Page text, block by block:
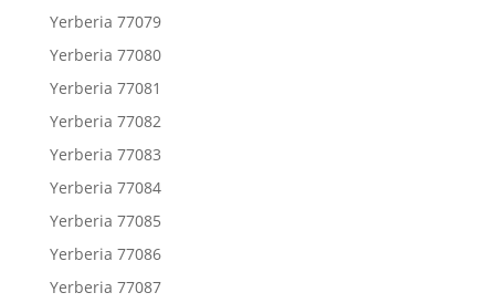
Yerberia 77079
Yerberia 77080
Yerberia 77081
Yerberia 77082
Yerberia 77083
Yerberia 77084
Yerberia 77085
Yerberia 77086
Yerberia 77087